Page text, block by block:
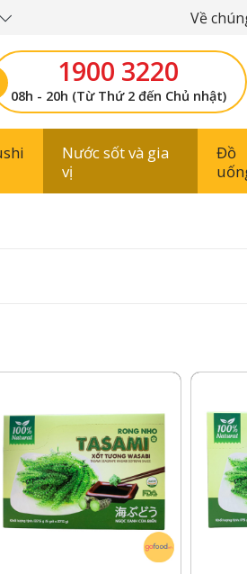
Về
1900 3220
08h - 20h (Từ Thứ 2 đến Chủ nhật)
Nước sốt và gia
vị
Đồ